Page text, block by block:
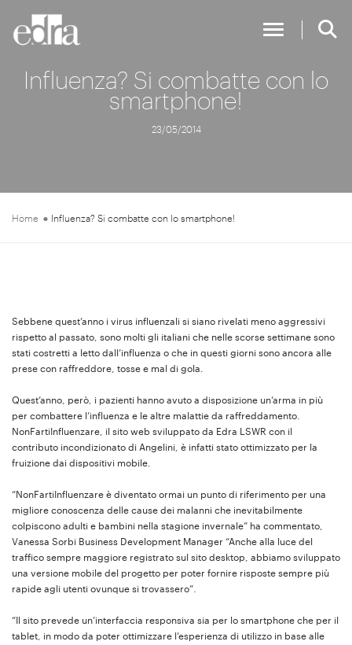
Toggle
Influenza? Si combatte con lo
smartphone!
23/05/2014
Home Influenza? Si combatte con lo smartphone!
Sebbene quest’anno i virus influenzali si siano rivelati meno aggressivi
rispetto al passato, sono molti gli italiani che nelle scorse settimane sono
stati costretti a letto dall’influenza o che in questi giorni sono ancora alle
prese con raffreddore, tosse e mal di gola.
Quest’anno, però, i pazienti hanno avuto a disposizione un’arma in più
per combattere l’influenza e le altre malattie da raffreddamento.
NonFartiInfluenzare, il sito web sviluppato da Edra LSWR con il
contributo incondizionato di Angelini, è infatti stato ottimizzato per la
fruizione dai dispositivi mobile.
“NonFartiInfluenzare è diventato ormai un punto di riferimento per una
migliore conoscenza delle cause dei malanni che inevitabilmente
colpiscono adulti e bambini nella stagione invernale” ha commentato,
Vanessa Sorbi Business Development Manager “Anche alla luce del
traffico sempre maggiore registrato sul sito desktop, abbiamo sviluppato
una versione mobile del progetto per poter fornire risposte sempre più
rapide agli utenti ovunque si trovassero”.
“Il sito prevede un’interfaccia responsiva sia per lo smartphone che per il
tablet, in modo da poter ottimizzare l’esperienza di utilizzo in base alle